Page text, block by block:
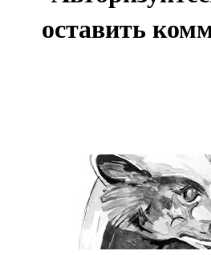
оставить